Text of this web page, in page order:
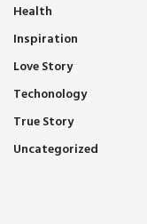
Health
Inspiration
Love Story
Techonology
True Story
Uncategorized